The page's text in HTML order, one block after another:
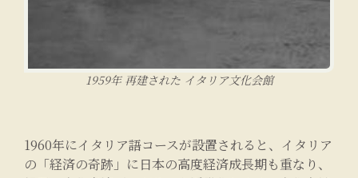
1959年 再建された イタリア文化会館
1960年にイタリア語コースが設置されると、イタリア
の「経済の奇跡」に日本の高度経済成長期も重なり、